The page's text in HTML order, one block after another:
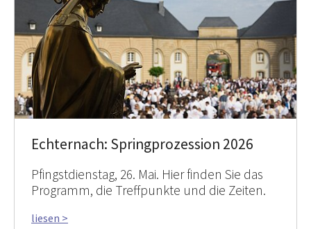
Echternach: Springprozession 2026
Pfingstdienstag, 26. Mai. Hier finden Sie das
Programm, die Treffpunkte und die Zeiten.
liesen >